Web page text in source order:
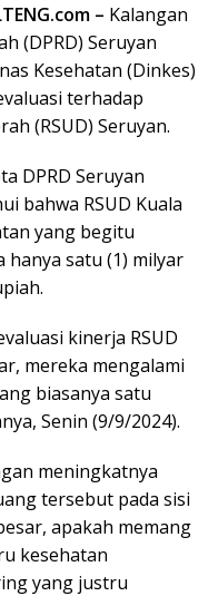
– Kalangan
(DPRD) Seruyan
Kesehatan (Dinkes)
terhadap
(RSUD) Seruyan.
DPRD Seruyan
bahwa RSUD Kuala
yang begitu
hanya satu (1) milyar
kinerja RSUD
mereka mengalami
biasanya satu
Senin (9/9/2024).
meningkatnya
tersebut pada sisi
apakah memang
kesehatan
yang justru